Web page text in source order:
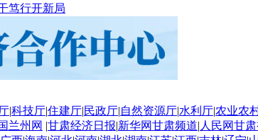
笃行开新局
|科技厅|住建厅|民政厅|自然资源厅|水利厅|农业农
兰州网 |甘肃经济日报|新华网甘肃频道| 人民网甘